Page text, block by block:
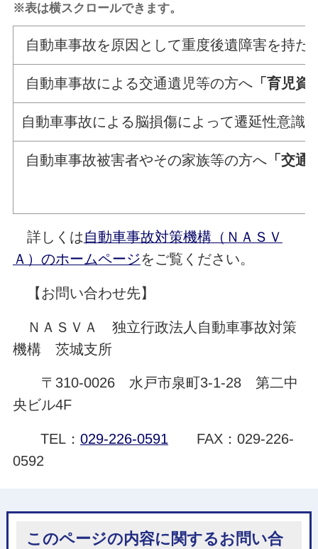
※表は横スクロールできます。
自動車事故を原因として重度後遺障害を持た
自動車事故による交通遺児等の方へ 「育児資
自動車事故による脳損傷によって遷延性意識
自動車事故被害者やその家族等の方へ 「交
詳しくは自動車事故対策機構（ＮＡＳＶ
Ａ）のホームページをご覧ください。
【お問い合わせ先】
ＮＡＳＶＡ 独立行政法人自動車事故対策
機構 茨城支所
〒310-0026 水戸市泉町3-1-28 第二中
央ビル4F
TEL： 029-226-0591 FAX：029-226-
0592
このページの内容に関するお問い合